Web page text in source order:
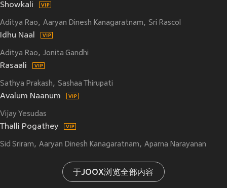
Showkali
Aditya Rao Aaryan Dinesh Kanagaratnam Sri Rascol
Idhu Naal
Aditya Rao Jonita Gandhi
Rasaali
Sathya Prakash Sashaa Thirupati
Avalum Naanum
Vijay Yesudas
Thalli Pogathey
Sid Sriram Aaryan Dinesh Kanagaratnam Aparna Narayanan
于JOOX浏览全部内容